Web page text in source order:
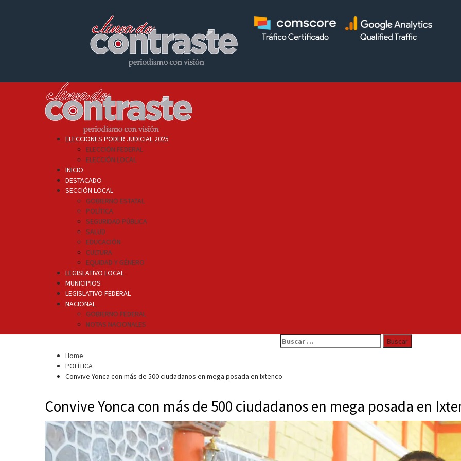
Primary
Menu
ELECCIONES PODER JUDICIAL 2025
ELECCIÓN FEDERAL
ELECCIÓN LOCAL
INICIO
DESTACADO
SECCIÓN LOCAL
GOBIERNO ESTATAL
POLÍTICA
SEGURIDAD PÚBLICA
SALUD
EDUCACIÓN
CULTURA
EQUIDAD Y GÉNERO
LEGISLATIVO LOCAL
MUNICIPIOS
LEGISLATIVO FEDERAL
NACIONAL
GOBIERNO FEDERAL
NOTAS NACIONALES
Buscar:
Home
POLÍTICA
Convive Yonca con más de 500 ciudadanos en mega posada en Ixtenco
Convive Yonca con más de 500 ciudadanos en mega posada en